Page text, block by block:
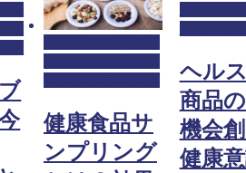
ム・スポーツジ
ムサンプリング
康食品サ
プリング
ム・フィットネス
ジムサンプリング
ヘルスケア
商品の体験
機会創出で
健康意識を